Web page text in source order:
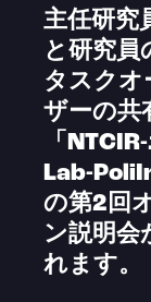
主任研究
と研究員
タスクオ
ザーの共
「
Lab-
の第2回
ン説明会
れます。